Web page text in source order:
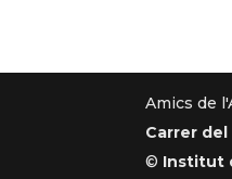
Amics de
Carrer del
© Institut